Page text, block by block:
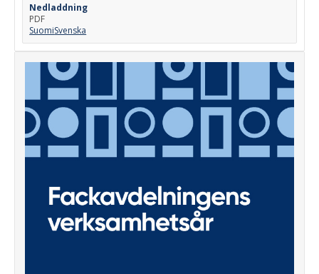
Nedladdning
PDF
SuomiSvenska